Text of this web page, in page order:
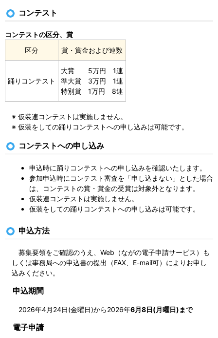
コンテスト
コンテストの区分、賞
区分
賞・賞金および連数
踊りコンテスト
大賞 5万円 1連
準大賞 3万円 1連
特別賞 1万円 8連
※ 仮装連コンテストは実施しません。
※ 仮装をしての踊りコンテストへの申し込みは可能です。
コンテストへの申し込み
申込時に踊りコンテストへの申し込みを確認いたします。
参加申込時にコンテスト審査を「申し込まない」とした場合
は、コンテストの賞・賞金の受賞は対象外となります。
仮装連コンテストは実施しません。
仮装をしての踊りコンテストへの申し込みは可能です。
申込方法
募集要領をご確認のうえ、Web（ながの電子申請サービス）も
しくは事務局への申込書の提出（FAX、E-mail可）によりお申し
込みください。
申込期間
2026年4月24日(金曜日)から2026年6月8日(月曜日)まで
電子申請